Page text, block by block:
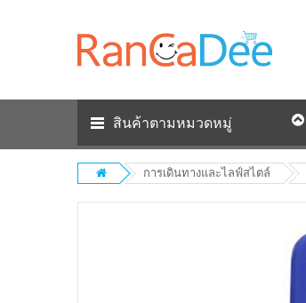
สินค้าตามหมวดหมู่
การเดินทางและไลฟ์สไตล์